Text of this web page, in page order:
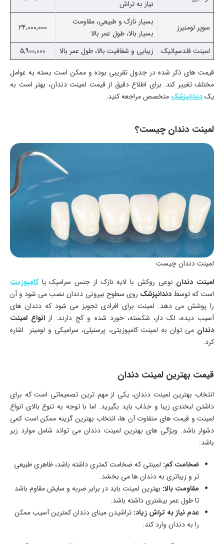
نیاز به تراش
سوپر لومنیرز
بسیار نازک و طبیعی، مقاومت
بسیار بالا، طول عمر بالا
24,000,000
لمینت فلدسپاتیک زیبایی و شفافیت بالا، طول عمر بالا
5,900,000
قیمت های ذکر شده در جدول تقریبی بوده و ممکن است بسته به عوامل
مختلف تغییر کند. برای اطلاع دقیق از قیمت لمینت دندان، بهتر است به
یکدندانپزشکمتخصص مراجعه کنید.
لمینت دندان چیست؟
لمینت دندان چیست
لمینت دندان نوعی روکش با لایه نازک از جنس سرامیک یاکامپوزیت
است که توسطدندانپزشک روی سطوح بیرونی دندان نصب می شود و آن
را پوشش می دهد. لمینت برای افرادی تجویز می شود که دندان های
آسیب دیده، لک دار، شکسته، خورد شده و کج دارند. از انواع لمینت
دندان می توان به لمینت کامپوزیتی، پرسنیلی، سرامیکی و لومینر اشاره
کرد.
قیمت بهترین لمینت دندان
انتخاب بهترین لمینت دندان، یکی از مهم ترین تصمیماتی است که برای
داشتن لبخندی زیبا و جذاب باید بگیرید. اما با توجه به تنوع بالای انواع
لمینت و قیمت های متفاوت آن ها، انتخاب بهترین گزینه ممکن است کمی
دشوار باشد. ویژگی های بهترین لمینت دندان می تواند شامل موارد زیر
باشد:
ضخامت کم: لمینتی که ضخامت کمتری داشته باشد، ظاهری طبیعی
تر و زیباتری به دندان ها می بخشد.
مقاومت بالا: بهترین لمینت باید در برابر ضربه و سایش مقاوم باشد
تا طول عمر بیشتری داشته باشد.
عدم نیاز به تراش زیاد: تراشیدن مینای دندان کمترین آسیب ممکن
را به دندان وارد کند.